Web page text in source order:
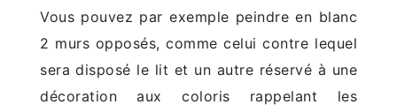
Vous pouvez par exemple peindre en blanc
2 murs opposés, comme celui contre lequel
sera disposé le lit et un autre réservé à une
décoration aux coloris rappelant les